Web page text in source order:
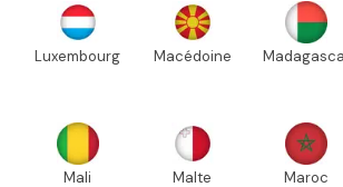
Luxembourg Macédoine
Mali Malte Maroc